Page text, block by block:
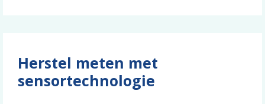
Herstel meten met
sensortechnologie